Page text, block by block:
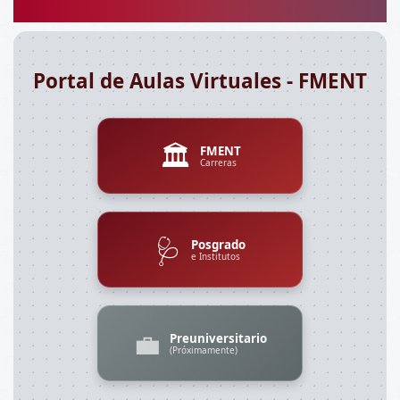
Portal de Aulas Virtuales - FMENT
🏛️ FMENT
Carreras
🩺 Posgrado
e Institutos
💼 Preuniversitario
(Próximamente)